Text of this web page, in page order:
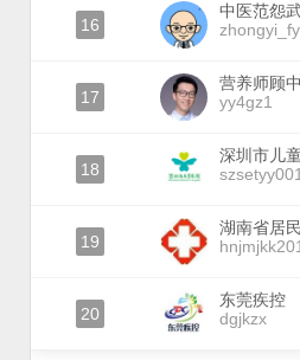
16
中医范怨
17
营养师顾
yy4gz1
18
深圳市儿
19
湖南省居
20
东莞疾控
dgjkzx